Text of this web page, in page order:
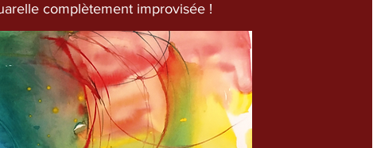
complètement improvisée !